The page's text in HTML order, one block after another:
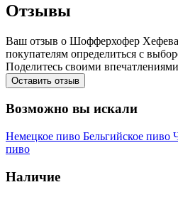
Отзывы
Ваш отзыв о Шофферхофер
покупателям определиться с
Поделитесь своими
Оставить отзыв
Возможно вы искали
Немецкое пиво Бельгийское пиво
пиво
Наличие